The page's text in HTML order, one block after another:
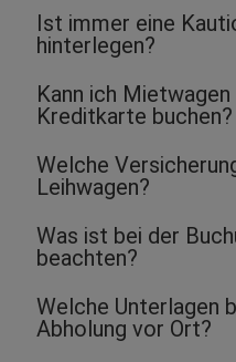
Axel G.
Abholort: Oslo Flughafen
Vermieter: Hertz
Silke W.
abgegeben am 07.08.2026
Vermieter: Hertz
Ist immer eine
hinterlegen?
Kann ich
Kreditkarte buchen?
Welche
Leihwagen?
Was ist bei der
beachten?
Welche Unterlagen
Abholung vor Ort?